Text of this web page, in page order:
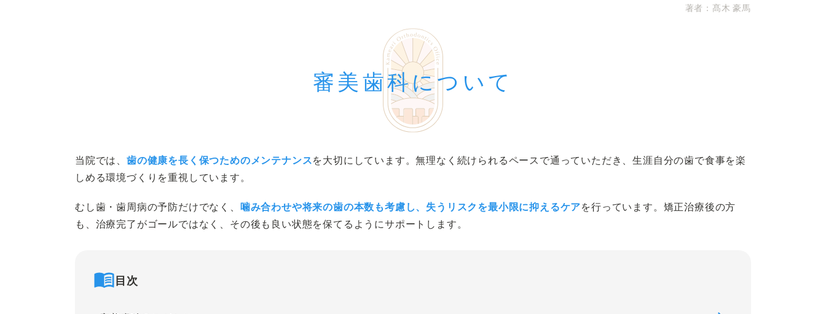
著者： 髙木 豪馬
審美歯科について
当院では、 歯の健康を長く保つためのメンテナンスを大切にしています。無理なく続けられるペースで通っていただき、生涯自分の歯で食事を楽
しめる環境づくりを重視しています。
むし歯・歯周病の予防だけでなく、 噛み合わせや将来の歯の本数も考慮し、失うリスクを最小限に抑えるケアを行っています。矯正治療後の方
も、治療完了がゴールではなく、その後も良い状態を保てるようにサポートします。
目次